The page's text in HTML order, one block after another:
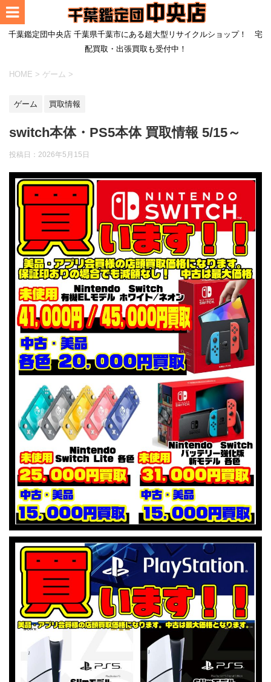
千葉鑑定団中央店 千葉県千葉市にある超大型リサイクルショップ！ 宅
配買取・出張買取も受付中！
HOME > ゲーム >
ゲーム 買取情報
switch本体・PS5本体 買取情報 5/15～
投稿日： 2026年5月15日